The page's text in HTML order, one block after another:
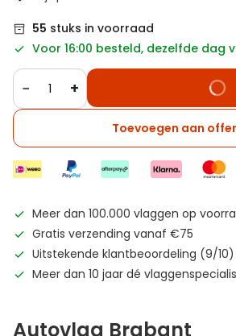
55 stuks in voorraad
Voor 16:00 besteld, dezelfde dag
− +
Toevoegen aan
Meer dan 100.000 vlaggen op
Gratis verzending vanaf €75
Uitstekende klantbeoordeling (9/10)
Meer dan 10 jaar dé
Autovlag Brabant